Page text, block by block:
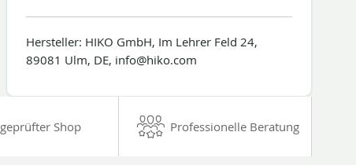
Hersteller: HIKO GmbH, Im Lehrer Feld 24,
89081 Ulm, DE, info@hiko.com
geprüfter Shop Professionelle Beratung